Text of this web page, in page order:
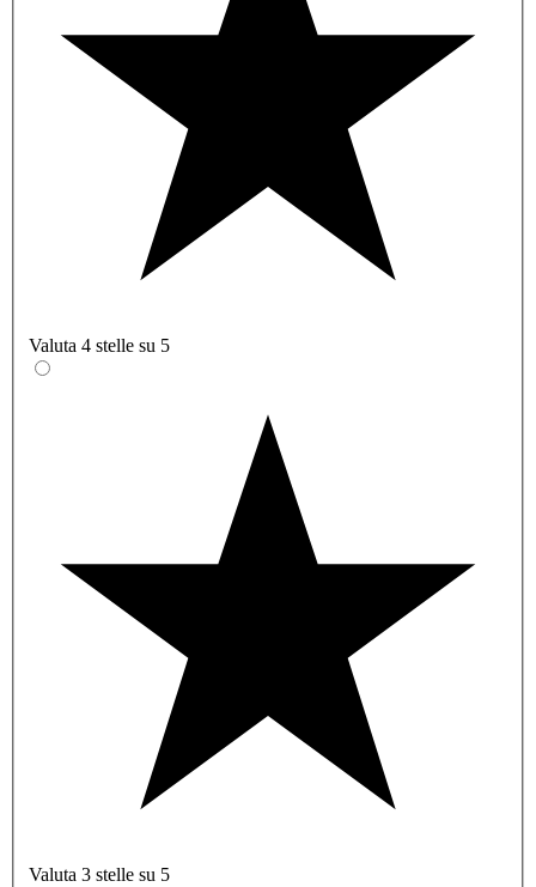
Valuta 4 stelle su 5
Valuta 3 stelle su 5